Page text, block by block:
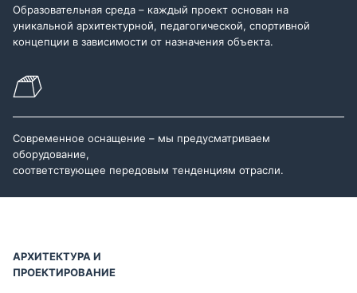
Образовательная среда – каждый проект основан на
уникальной архитектурной, педагогической, спортивной
концепции в зависимости от назначения объекта.
Современное оснащение – мы предусматриваем
оборудование,
соответствующее передовым тенденциям отрасли.
АРХИТЕКТУРА И
ПРОЕКТИРОВАНИЕ